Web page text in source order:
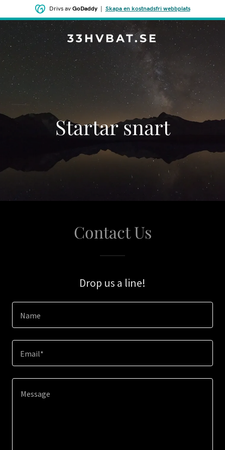
Drivs av GoDaddy| Skapa en kostnadsfri webbplats
33HVBAT.SE
Startar snart
Contact Us
Drop us a line!
Name
Email*